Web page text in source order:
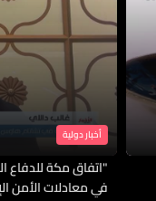
أخبار دولية
"اتفاق مكة للدفاع
في معادلات الأمن